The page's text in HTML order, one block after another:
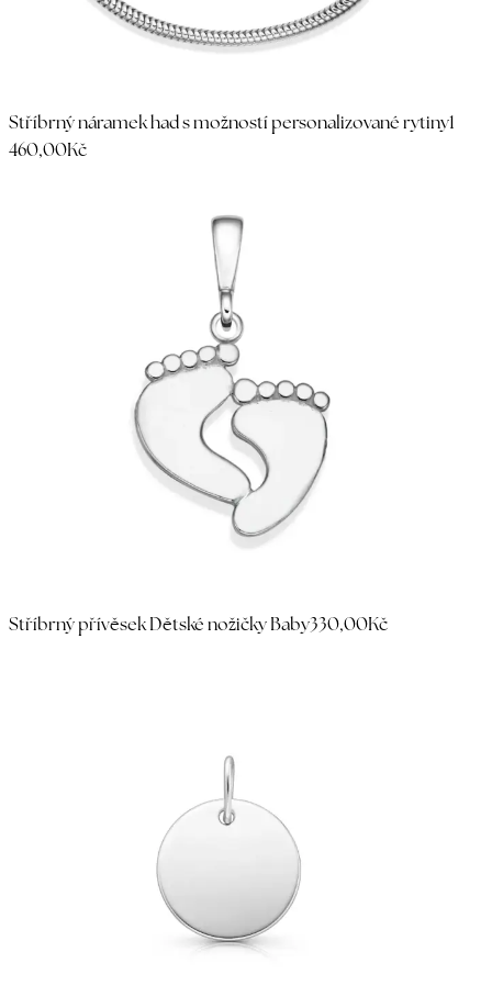
Stříbrný náramek had s možností personalizované rytiny1
460,00Kč
Stříbrný přívěsek Dětské nožičky Baby330,00Kč